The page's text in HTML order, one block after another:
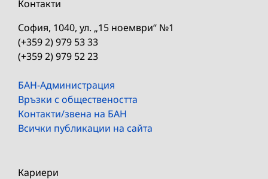
Контакти
София, 1040, ул. „15 ноември“ №1
(+359 2) 979 53 33
(+359 2) 979 52 23
БАН-Администрация
Връзки с обществеността
Контакти/звена на БАН
Всички публикации на сайта
Кариери